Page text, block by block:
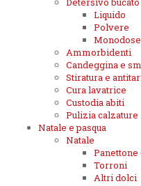
Liquido
Polvere
Ammorbidenti
Candeggina e
Stiratura e
Cura lavatrice
Custodia abiti
Pulizia calzature
Natale e pasqua
Natale
Panettone
Torroni
Altri dolci